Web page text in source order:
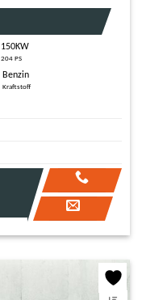
150KW
204 PS
Benzin
Kraftstoff